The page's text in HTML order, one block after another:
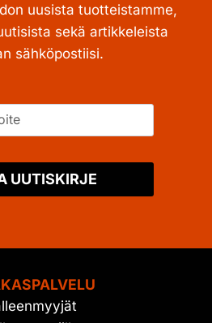
uusista tuotteistamme,
sekä artikkeleista
sähköpostiisi.
UUTISKIRJE